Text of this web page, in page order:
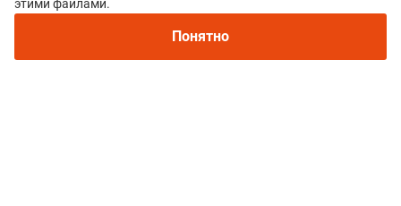
Все гонки
этими файлами.
Понятно